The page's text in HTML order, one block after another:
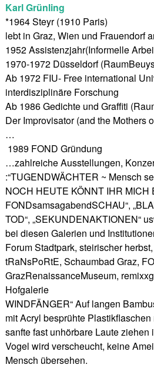
Karl Grünling
*1964 Steyr (1910 Paris)
lebt in Graz, Wien und Frauendorf
1952 Assistenzjahr(Informelle
1970-1972 Düsseldorf
Ab 1972 FIU- Free international
interdisziplinäre Forschung
Ab 1986 Gedichte und Graffiti
Der Improvisator (and the Mothers
…
1989 FOND Gründung
…zahlreiche Ausstellungen,
:“TUGENDWÄCHTER ~ Mensch
NOCH HEUTE KÖNNT IHR MICH
FONDsamsagabendSCHAU“,
TOD“, „SEKUNDENAKTIONEN“
bei diesen Galerien und
Forum Stadtpark, steirischer
tRaNsPoRtE, Schaumbad Graz,
GrazRenaissanceMuseum,
Hofgalerie
WINDFÄNGER“ Auf langen
mit Acryl besprühte
sanfte fast unhörbare Laute ziehen
Vogel wird verscheucht, keine
Mensch übersehen.